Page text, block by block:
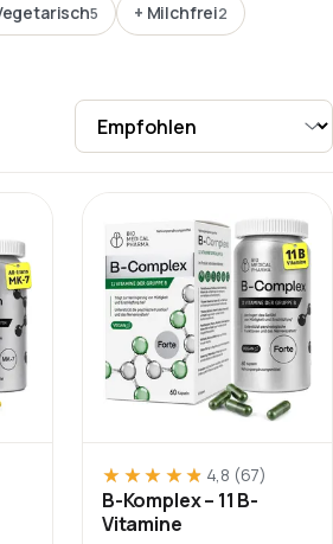
5 + Milchfrei2
· Sortieren nach Empfohlen
Sortieren nach
★★★★★
★★★★★ 4,8 (67)
B-Komplex – 11 B-
Vitamine